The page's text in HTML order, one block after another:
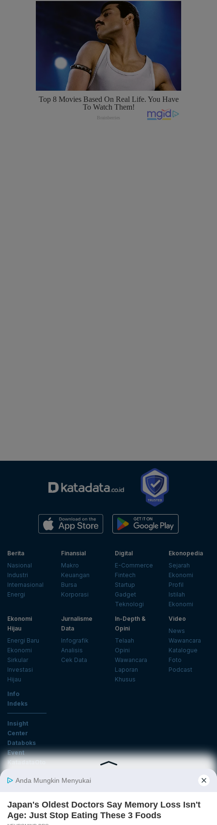
Berita
Nasional
Industri
Internasional
Energi
Finansial
Makro
Keuangan
Bursa
Korporasi
Digital
E-Commerce
Fintech
Startup
Gadget
Teknologi
Ekonopedia
Sejarah
Ekonomi
Profil
Istilah
Ekonomi
Ekonomi
Hijau
Energi Baru
Ekonomi
Sirkular
Investasi
Hijau
Jurnalisme
Data
Infografik
Analisis
Cek Data
In-Depth &
Opini
Telaah
Opini
Wawancara
Laporan
Khusus
Video
News
Wawancara
Katalogue
Foto
Podcast
Info
Indeks
Insight
Center
Databoks
Event
KatadataOto
Email
Daftar